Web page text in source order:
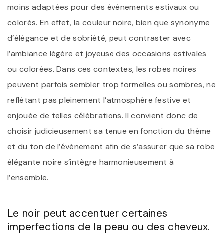
moins adaptées pour des événements estivaux ou
colorés. En effet, la couleur noire, bien que synonyme
d’élégance et de sobriété, peut contraster avec
l’ambiance légère et joyeuse des occasions estivales
ou colorées. Dans ces contextes, les robes noires
peuvent parfois sembler trop formelles ou sombres, ne
reflétant pas pleinement l’atmosphère festive et
enjouée de telles célébrations. Il convient donc de
choisir judicieusement sa tenue en fonction du thème
et du ton de l’événement afin de s’assurer que sa robe
élégante noire s’intègre harmonieusement à
l’ensemble.
Le noir peut accentuer certaines
imperfections de la peau ou des cheveux.